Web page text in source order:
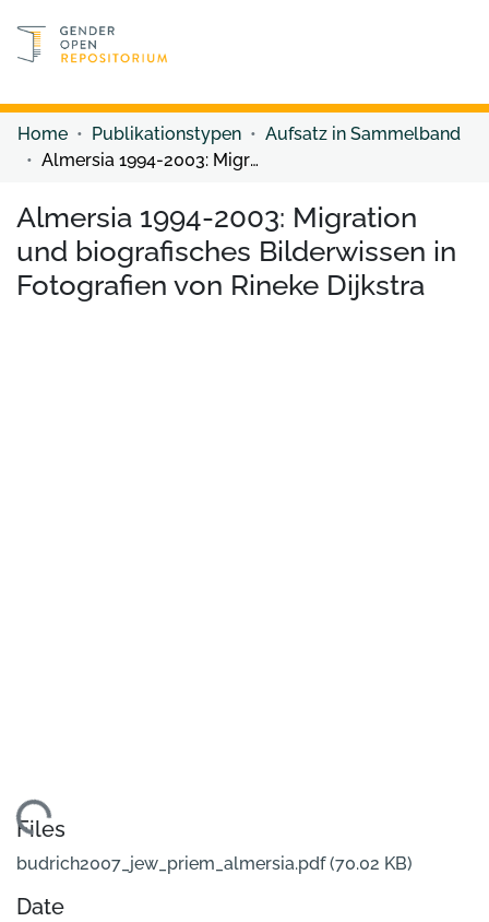
Discover content
Home Publikationstypen
Aufsatz in Sammelband
Almersia 1994-2003: Migration und biografisches Bilderwissen in Fotografien von Rineke Dijkstra
Almersia 1994-2003: Migration
und biografisches Bilderwissen in
Fotografien von Rineke Dijkstra
Files
budrich2007_jew_priem_almersia.pdf(70.02 KB)
Date